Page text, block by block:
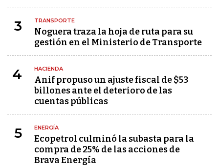
3 TRANSPORTE
Noguera traza la hoja de ruta para su
gestión en el Ministerio de Transporte
4 HACIENDA
Anif propuso un ajuste fiscal de $53
billones ante el deterioro de las
cuentas públicas
5 ENERGÍA
Ecopetrol culminó la subasta para la
compra de 25% de las acciones de
Brava Energía